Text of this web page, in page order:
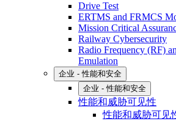
Drive Test
ERTMS and FRMCS
Mission Critical
Railway Cybersecurity
Radio Frequency (RF)
Emulation
企业 - 性能和安全
企业 - 性能和安全
性能和威胁可见性
性能和威胁可见